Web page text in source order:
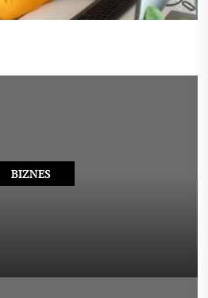
BIZNES